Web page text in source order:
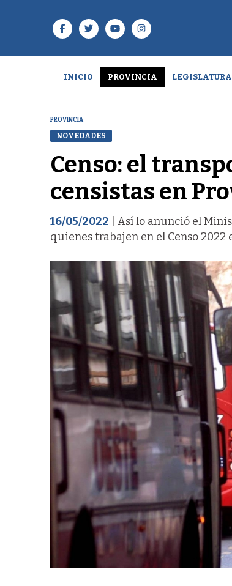
INICIO PROVINCIA LEGISLATURA
PROVINCIA
NOVEDADES
Censo: el
censistas en
16/05/2022 | Así lo anunció el
quienes trabajen en el Censo 2022